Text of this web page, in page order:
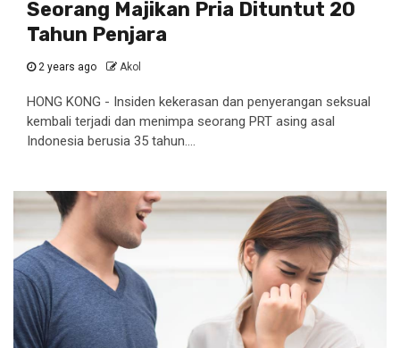
Seorang Majikan Pria Dituntut 20
Tahun Penjara
2 years ago Akol
HONG KONG - Insiden kekerasan dan penyerangan seksual
kembali terjadi dan menimpa seorang PRT asing asal
Indonesia berusia 35 tahun....